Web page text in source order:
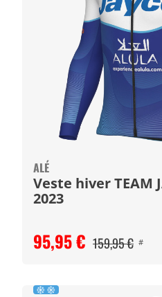
ALÉ
Veste hiver TEAM
2023
95,95 € 159,95 € #